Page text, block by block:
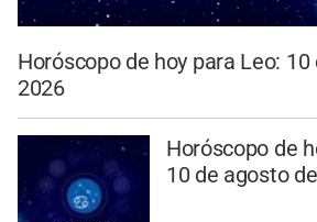
Horóscopo de hoy para Leo:
2026
Horóscopo de
10 de agosto